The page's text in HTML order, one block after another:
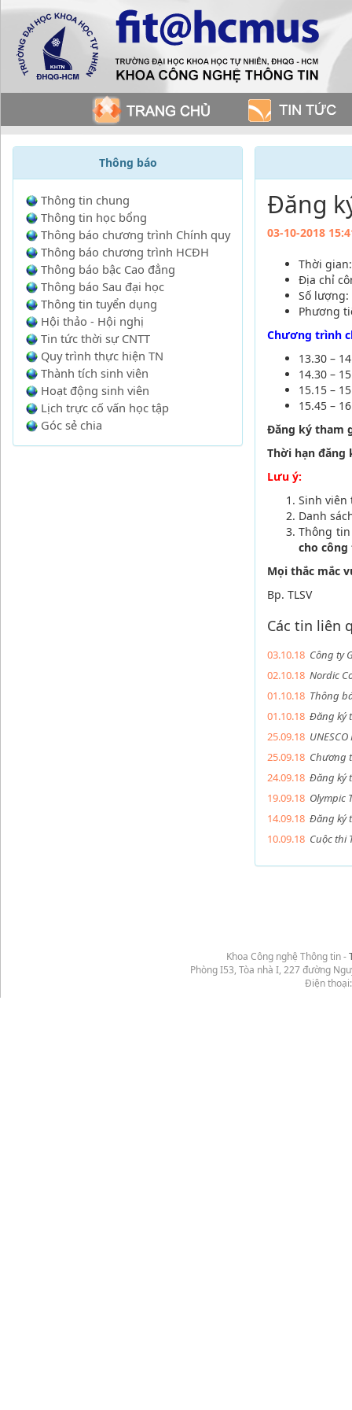
Thông báo
Thông tin chung
Thông tin học bổng
Thông báo chương trình Chính quy
Thông báo chương trình HCĐH
Thông báo bậc Cao đẳng
Thông báo Sau đại học
Thông tin tuyển dụng
Hội thảo - Hội nghị
Tin tức thời sự CNTT
Quy trình thực hiện TN
Thành tích sinh viên
Hoạt động sinh viên
Lịch trực cố vấn học tập
Góc sẻ chia
Đăng
03-10-2018
Thời
Địa chỉ
Số
Phương
Chương trình
13.30 –
14.30 –
15.15 –
15.45 –
Đăng ký tham
Thời hạn đăng
Lưu ý:
Sinh
Danh
Thông
cho công
Mọi thắc mắc
Bp. TLSV
Các tin liên
03.10.18 Công ty
02.10.18 Nordic
01.10.18 Thông
01.10.18 Đăng ký
25.09.18
25.09.18 Chương
24.09.18 Đăng ký
19.09.18 Olympic
14.09.18 Đăng ký
10.09.18 Cuộc thi
Khoa Công nghệ Thông tin -
Phòng I53, Tòa nhà I, 227 đường
Điện